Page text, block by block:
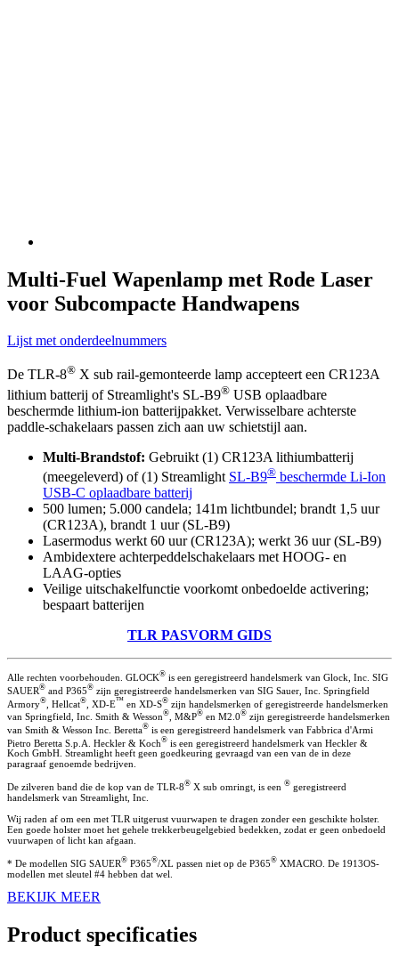
Multi-Fuel Wapenlamp met Rode Laser
voor Subcompacte Handwapens
Lijst met onderdeelnummers
De TLR-8® X sub rail-gemonteerde lamp accepteert een CR123A
lithium batterij of Streamlight's SL-B9® USB oplaadbare
beschermde lithium-ion batterijpakket. Verwisselbare achterste
paddle-schakelaars passen zich aan uw schietstijl aan.
Multi-Brandstof: Gebruikt (1) CR123A lithiumbatterij
(meegeleverd) of (1) Streamlight SL-B9® beschermde Li-Ion
USB-C oplaadbare batterij
500 lumen; 5.000 candela; 141m lichtbundel; brandt 1,5 uur
(CR123A), brandt 1 uur (SL-B9)
Lasermodus werkt 60 uur (CR123A); werkt 36 uur (SL-B9)
Ambidextere achterpeddelschakelaars met HOOG- en
LAAG-opties
Veilige uitschakelfunctie voorkomt onbedoelde activering;
bespaart batterijen
TLR PASVORM GIDS
Alle rechten voorbehouden. GLOCK® is een geregistreerd handelsmerk van Glock, Inc. SIG
SAUER® and P365® zijn geregistreerde handelsmerken van SIG Sauer, Inc. Springfield
Armory® , Hellcat® , XD-E™ en XD-S® zijn handelsmerken of geregistreerde handelsmerken
van Springfield, Inc. Smith & Wesson® , M&P® en M2.0® zijn geregistreerde handelsmerken
van Smith & Wesson Inc. Beretta® is een geregistreerd handelsmerk van Fabbrica d'Armi
Pietro Beretta S.p.A. Heckler & Koch® is een geregistreerd handelsmerk van Heckler &
Koch GmbH. Streamlight heeft geen goedkeuring gevraagd van een van de in deze
paragraaf genoemde bedrijven.
De zilveren band die de kop van de TLR-8® X sub omringt, is een ® geregistreerd
handelsmerk van Streamlight, Inc.
Wij raden af om een met TLR uitgerust vuurwapen te dragen zonder een geschikte holster.
Een goede holster moet het gehele trekkerbeugelgebied bedekken, zodat er geen onbedoeld
vuurwapen of licht kan afgaan.
* De modellen SIG SAUER® P365®/XL passen niet op de P365® XMACRO. De 1913OS-
modellen met sleutel #4 hebben dat wel.
BEKIJK MEER
Product specificaties